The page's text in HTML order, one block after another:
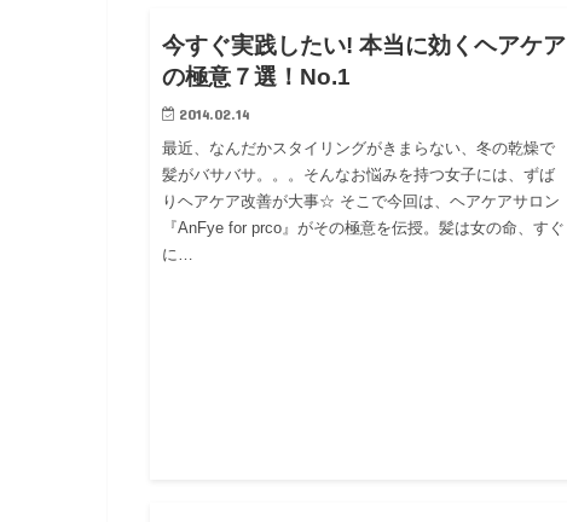
今すぐ実践したい! 本当に効くヘアケア
の極意７選！No.1
2014.02.14
最近、なんだかスタイリングがきまらない、冬の乾燥で
髪がバサバサ。。。そんなお悩みを持つ女子には、ずば
りヘアケア改善が大事☆ そこで今回は、ヘアケアサロン
『AnFye for prco』がその極意を伝授。髪は女の命、すぐ
に…